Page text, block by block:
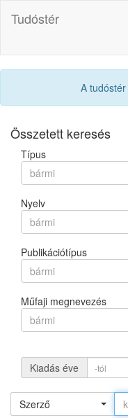
Tudóstér
A tudóstér
Összetett keresés
Típus
bármi
Nyelv
bármi
Publikációtípus
bármi
Műfaji megnevezés
bármi
Kiadás éve
Szerző